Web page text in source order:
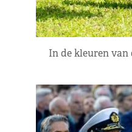
In de kleuren van